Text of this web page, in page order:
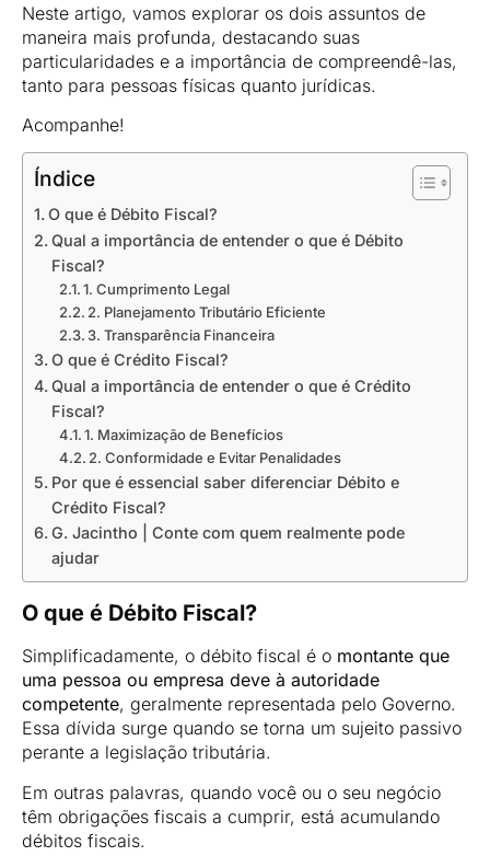
Neste artigo, vamos explorar os dois assuntos de
maneira mais profunda, destacando suas
particularidades e a importância de compreendê-las,
tanto para pessoas físicas quanto jurídicas.
Acompanhe!
Índice
O que é Débito Fiscal?
Qual a importância de entender o que é Débito
Fiscal?
1. Cumprimento Legal
2. Planejamento Tributário Eficiente
3. Transparência Financeira
O que é Crédito Fiscal?
Qual a importância de entender o que é Crédito
Fiscal?
1. Maximização de Benefícios
2. Conformidade e Evitar Penalidades
Por que é essencial saber diferenciar Débito e
Crédito Fiscal?
G. Jacintho | Conte com quem realmente pode
ajudar
O que é Débito Fiscal?
Simplificadamente, o débito fiscal é o montante que
uma pessoa ou empresa deve à autoridade
competente, geralmente representada pelo Governo.
Essa dívida surge quando se torna um sujeito passivo
perante a legislação tributária.
Em outras palavras, quando você ou o seu negócio
têm obrigações fiscais a cumprir, está acumulando
débitos fiscais.